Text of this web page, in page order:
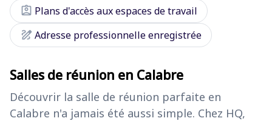
assignment_ind Plans d'accès aux espaces de travail
draw Adresse professionnelle enregistrée
Salles de réunion en Calabre
Découvrir la salle de réunion parfaite en
Calabre n'a jamais été aussi simple. Chez HQ,